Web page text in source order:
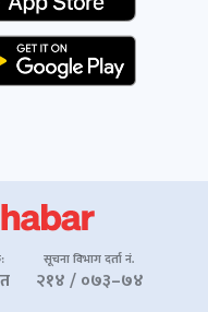
सूचना विभाग दर्ता नं.
२१४ / ०७३–७४